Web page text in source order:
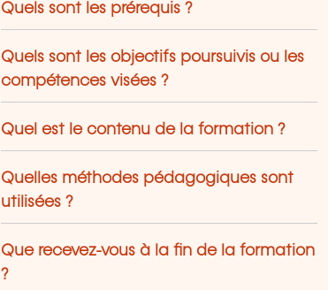
Quels sont les prérequis ?
Quels sont les objectifs poursuivis ou les
compétences visées ?
Quel est le contenu de la formation ?
Quelles méthodes pédagogiques sont
utilisées ?
Que recevez-vous à la fin de la formation
?